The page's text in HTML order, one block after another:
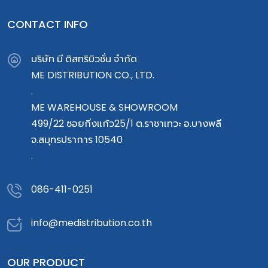
CONTACT INFO
บริษัท มี ดิสทริบิวชั่น จำกัด
ME DISTRIBUTION CO., LTD.
.
ME WAREHOUSE & SHOWROOM
499/22 ซอยกิ่งแก้ว25/1 ต.ราชาเทวะ อ.บางพลี
จ.สมุทรปราการ 10540
.
086-411-0251
info@medistribution.co.th
OUR PRODUCT